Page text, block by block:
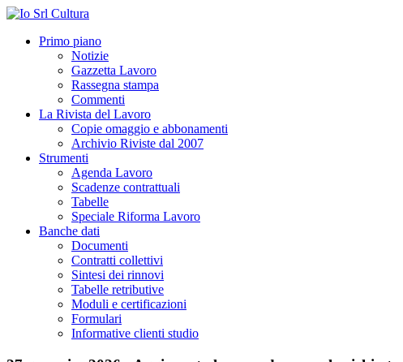
Primo piano
Notizie
Gazzetta Lavoro
Rassegna stampa
Commenti
La Rivista del Lavoro
Copie omaggio e abbonamenti
Archivio Riviste dal 2007
Strumenti
Agenda Lavoro
Scadenze contrattuali
Tabelle
Speciale Riforma Lavoro
Banche dati
Documenti
Contratti collettivi
Sintesi dei rinnovi
Tabelle retributive
Moduli e certificazioni
Formulari
Informative clienti studio